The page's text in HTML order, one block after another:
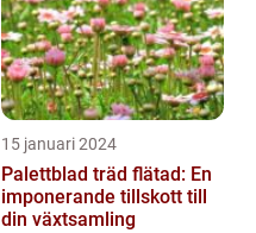
15 januari 2024
Palettblad träd flätad: En
imponerande tillskott till
din växtsamling